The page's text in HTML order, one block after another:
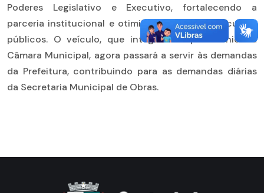
Poderes Legislativo e Executivo, fortalecendo a
parceria institucional e otimizando o uso de recursos
públicos. O veículo, que integrava o patrimônio da
Câmara Municipal, agora passará a servir às demandas
da Prefeitura, contribuindo para as demandas diárias
da Secretaria Municipal de Obras.